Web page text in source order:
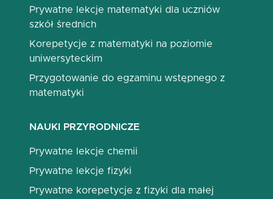
Prywatne lekcje matematyki dla uczniów
szkół średnich
Korepetycje z matematyki na poziomie
uniwersyteckim
Przygotowanie do egzaminu wstępnego z
matematyki
NAUKI PRZYRODNICZE
Prywatne lekcje chemii
Prywatne lekcje fizyki
Prywatne korepetycje z fizyki dla małej